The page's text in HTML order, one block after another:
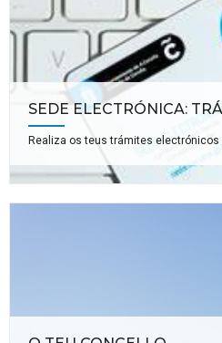
SEDE ELECTRÓNICA:
Realiza os teus trámites